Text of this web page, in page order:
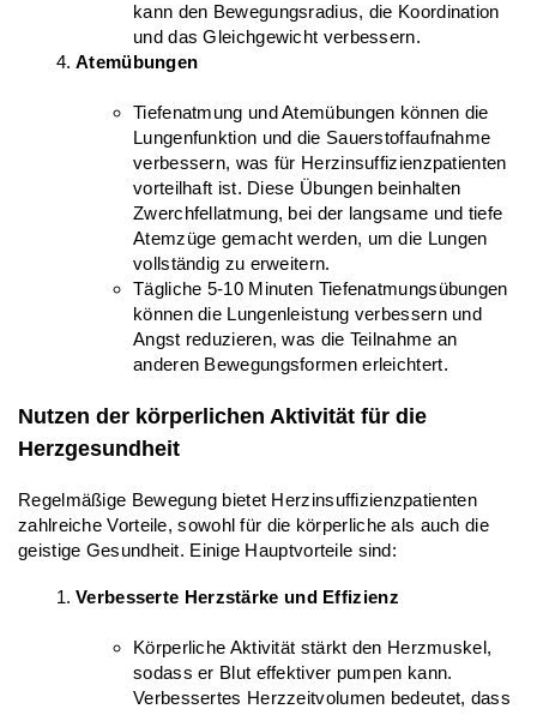
kann den Bewegungsradius, die Koordination
und das Gleichgewicht verbessern.
Atemübungen
Tiefenatmung und Atemübungen können die
Lungenfunktion und die Sauerstoffaufnahme
verbessern, was für Herzinsuffizienzpatienten
vorteilhaft ist. Diese Übungen beinhalten
Zwerchfellatmung, bei der langsame und tiefe
Atemzüge gemacht werden, um die Lungen
vollständig zu erweitern.
Tägliche 5-10 Minuten Tiefenatmungsübungen
können die Lungenleistung verbessern und
Angst reduzieren, was die Teilnahme an
anderen Bewegungsformen erleichtert.
Nutzen der körperlichen Aktivität für die
Herzgesundheit
Regelmäßige Bewegung bietet Herzinsuffizienzpatienten
zahlreiche Vorteile, sowohl für die körperliche als auch die
geistige Gesundheit. Einige Hauptvorteile sind:
Verbesserte Herzstärke und Effizienz
Körperliche Aktivität stärkt den Herzmuskel,
sodass er Blut effektiver pumpen kann.
Verbessertes Herzzeitvolumen bedeutet, dass